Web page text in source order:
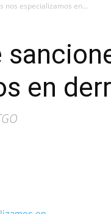
nos especializamos en...
en